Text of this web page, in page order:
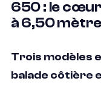
650 : le cœur
à 6,50
Trois modèles
balade côtière